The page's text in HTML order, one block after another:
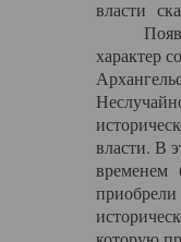
власти
характер
власти. В
временем
приобрели